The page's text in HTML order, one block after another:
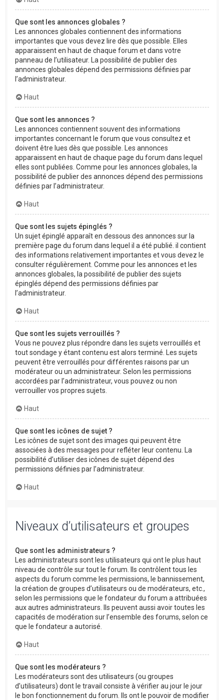
Que sont les annonces globales ?
Les annonces globales contiennent des informations
importantes que vous devez lire dès que possible. Elles
apparaissent en haut de chaque forum et dans votre
panneau de l’utilisateur. La possibilité de publier des
annonces globales dépend des permissions définies par
l’administrateur.
Haut
Que sont les annonces ?
Les annonces contiennent souvent des informations
importantes concernant le forum que vous consultez et
doivent être lues dès que possible. Les annonces
apparaissent en haut de chaque page du forum dans lequel
elles sont publiées. Comme pour les annonces globales, la
possibilité de publier des annonces dépend des permissions
définies par l’administrateur.
Haut
Que sont les sujets épinglés ?
Un sujet épinglé apparaît en dessous des annonces sur la
première page du forum dans lequel il a été publié. il contient
des informations relativement importantes et vous devez le
consulter régulièrement. Comme pour les annonces et les
annonces globales, la possibilité de publier des sujets
épinglés dépend des permissions définies par
l’administrateur.
Haut
Que sont les sujets verrouillés ?
Vous ne pouvez plus répondre dans les sujets verrouillés et
tout sondage y étant contenu est alors terminé. Les sujets
peuvent être verrouillés pour différentes raisons par un
modérateur ou un administrateur. Selon les permissions
accordées par l’administrateur, vous pouvez ou non
verrouiller vos propres sujets.
Haut
Que sont les icônes de sujet ?
Les icônes de sujet sont des images qui peuvent être
associées à des messages pour refléter leur contenu. La
possibilité d’utiliser des icônes de sujet dépend des
permissions définies par l’administrateur.
Haut
Niveaux d’utilisateurs et groupes
Que sont les administrateurs ?
Les administrateurs sont les utilisateurs qui ont le plus haut
niveau de contrôle sur tout le forum. Ils contrôlent tous les
aspects du forum comme les permissions, le bannissement,
la création de groupes d’utilisateurs ou de modérateurs, etc.,
selon les permissions que le fondateur du forum a attribuées
aux autres administrateurs. Ils peuvent aussi avoir toutes les
capacités de modération sur l’ensemble des forums, selon ce
que le fondateur a autorisé.
Haut
Que sont les modérateurs ?
Les modérateurs sont des utilisateurs (ou groupes
d’utilisateurs) dont le travail consiste à vérifier au jour le jour
le bon fonctionnement du forum. Ils ont le pouvoir de modifier